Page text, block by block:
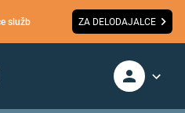
služb ZA DELODAJALCE